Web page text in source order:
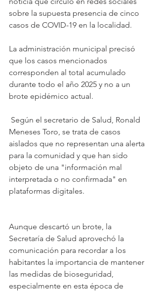
sobre la supuesta presencia de cinco
casos de COVID-19 en la localidad.
La administración municipal precisó
que los casos mencionados
corresponden al total acumulado
durante todo el año 2025 y no a un
brote epidémico actual.
Meneses Toro, se trata de casos
aislados que no representan una alerta
para la comunidad y que han sido
objeto de una "información mal
interpretada o no confirmada" en
plataformas digitales.
Aunque descartó un brote, la
Secretaría de Salud aprovechó la
comunicación para recordar a los
habitantes la importancia de mantener
las medidas de bioseguridad,
especialmente en esta época de